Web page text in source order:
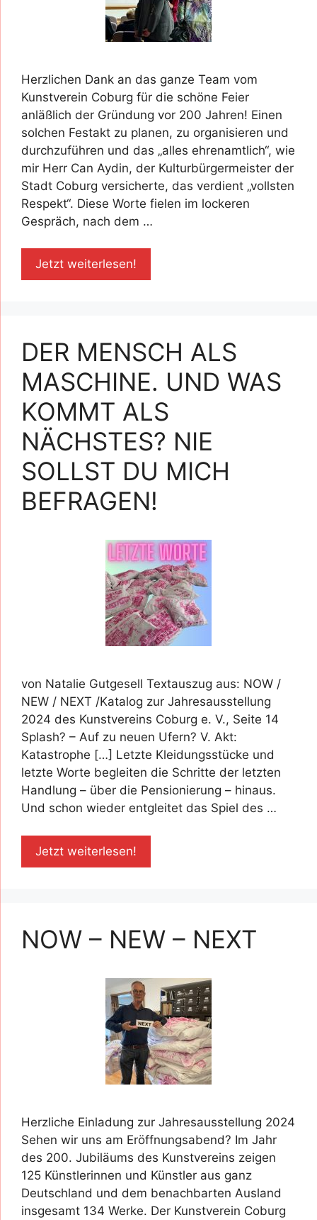
Herzlichen Dank an das ganze Team vom
Kunstverein Coburg für die schöne Feier
anläßlich der Gründung vor 200 Jahren! Einen
solchen Festakt zu planen, zu organisieren und
durchzuführen und das „alles ehrenamtlich“, wie
mir Herr Can Aydin, der Kulturbürgermeister der
Stadt Coburg versicherte, das verdient „vollsten
Respekt“. Diese Worte fielen im lockeren
Gespräch, nach dem …
Jetzt weiterlesen!
DER MENSCH ALS
MASCHINE. UND WAS
KOMMT ALS
NÄCHSTES? NIE
SOLLST DU MICH
BEFRAGEN!
von Natalie Gutgesell Textauszug aus: NOW /
NEW / NEXT /Katalog zur Jahresausstellung
2024 des Kunstvereins Coburg e. V., Seite 14
Splash? – Auf zu neuen Ufern? V. Akt:
Katastrophe […] Letzte Kleidungsstücke und
letzte Worte begleiten die Schritte der letzten
Handlung – über die Pensionierung – hinaus.
Und schon wieder entgleitet das Spiel des …
Jetzt weiterlesen!
NOW – NEW – NEXT
Herzliche Einladung zur Jahresausstellung 2024
Sehen wir uns am Eröffnungsabend? Im Jahr
des 200. Jubiläums des Kunstvereins zeigen
125 Künstlerinnen und Künstler aus ganz
Deutschland und dem benachbarten Ausland
insgesamt 134 Werke. Der Kunstverein Coburg